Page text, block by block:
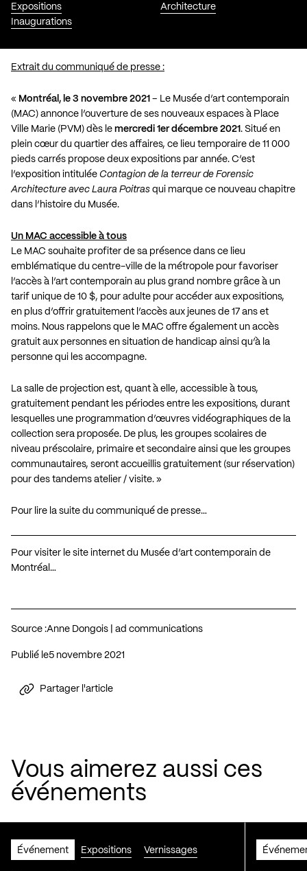
Expositions
Inaugurations
Architecture
Extrait du communiqué de presse :
« Montréal, le 3 novembre 2021 – Le Musée d’art contemporain
(MAC) annonce l’ouverture de ses nouveaux espaces à Place
Ville Marie (PVM) dès le mercredi 1er décembre 2021 . Situé en
plein cœur du quartier des affaires, ce lieu temporaire de 11 000
pieds carrés propose deux expositions par année. C’est
l’exposition intitulée Contagion de la terreur de Forensic
Architecture avec Laura Poitras qui marque ce nouveau chapitre
dans l’histoire du Musée.
Un MAC accessible à tous
Le MAC souhaite profiter de sa présence dans ce lieu
emblématique du centre-ville de la métropole pour favoriser
l’accès à l’art contemporain au plus grand nombre grâce à un
tarif unique de 10 $, pour adulte pour accéder aux expositions,
en plus d’offrir gratuitement l’accès aux jeunes de 17 ans et
moins. Nous rappelons que le MAC offre également un accès
gratuit aux personnes en situation de handicap ainsi qu’à la
personne qui les accompagne.
La salle de projection est, quant à elle, accessible à tous,
gratuitement pendant les périodes entre les expositions, durant
lesquelles une programmation d’œuvres vidéographiques de la
collection sera proposée. De plus, les groupes scolaires de
niveau préscolaire, primaire et secondaire ainsi que les groupes
communautaires, seront accueillis gratuitement (sur réservation)
pour des tandems atelier / visite. »
Pour lire la suite du communiqué de presse…
Pour visiter le site internet du Musée d’art contemporain de
Montréal…
Source :Anne Dongois | ad communications
Publié le 5 novembre 2021
Partager l'article
Vous aimerez aussi ces
événements
Événement Expositions Vernissages